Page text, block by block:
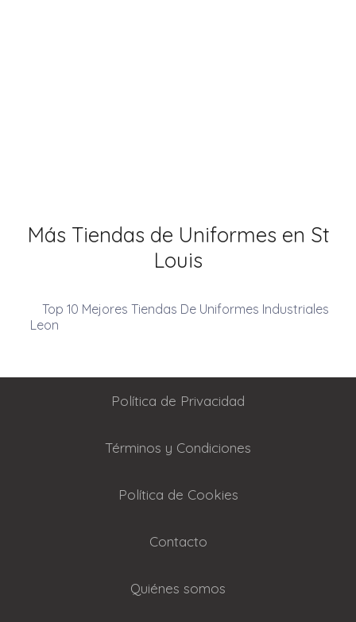
Más Tiendas de Uniformes en St
Louis
Top 10 Mejores Tiendas De Uniformes Industriales
Leon
Política de Privacidad
Términos y Condiciones
Política de Cookies
Contacto
Quiénes somos